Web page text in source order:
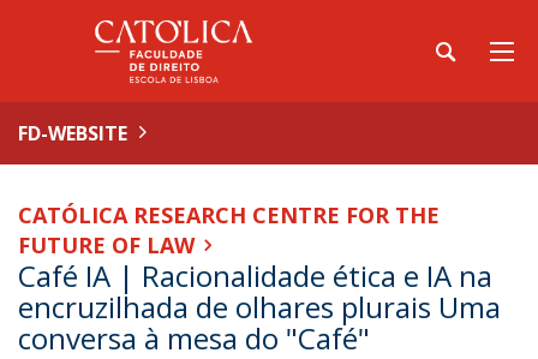
FD-WEBSITE
CATÓLICA RESEARCH CENTRE FOR THE
FUTURE OF LAW
Café IA | Racionalidade ética e IA na
encruzilhada de olhares plurais Uma
conversa à mesa do "Café"